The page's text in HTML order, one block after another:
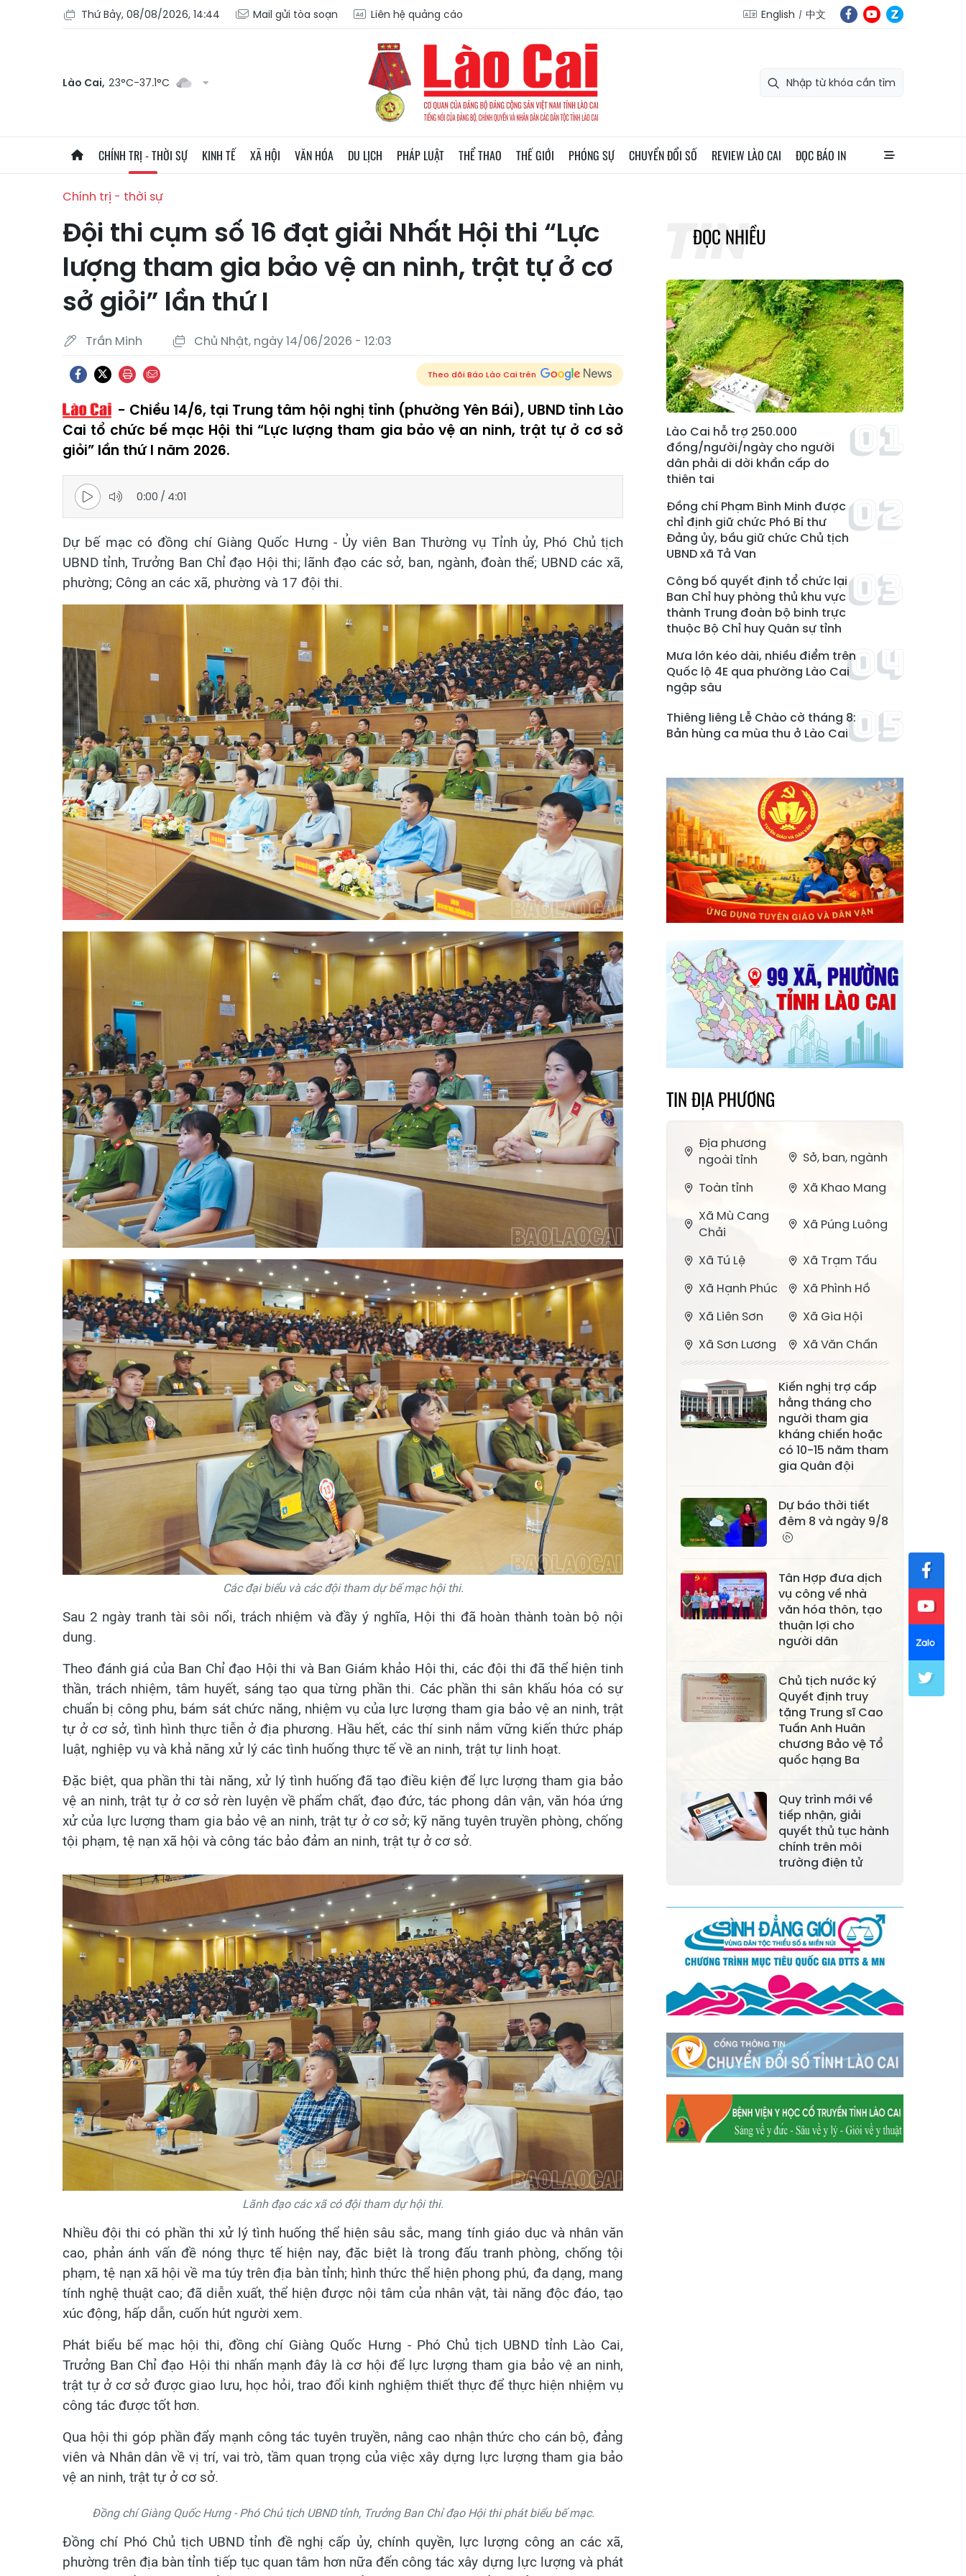
Thứ Bảy, 08/08/2026, 14:44 Mail gửi tòa soạn Liên hệ quảng cáo English 中文
Lào Cai, 23°C-37.1°C
CHÍNH TRỊ - THỜI SỰ KINH TẾ XÃ HỘI VĂN HÓA DU LỊCH PHÁP LUẬT THỂ THAO THẾ GIỚI PHÓNG SỰ CHUYỂN ĐỔI SỐ REVIEW LÀO CAI ĐỌC BÁO IN
Chính trị - thời sự
Đội thi cụm số 16 đạt giải Nhất Hội thi “Lực
lượng tham gia bảo vệ an ninh, trật tự ở cơ
sở giỏi” lần thứ I
Trần Minh Chủ Nhật, ngày 14/06/2026 - 12:03
Theo dõi Báo Lào Cai trên
Chiều 14/6, tại Trung tâm hội nghị tỉnh (phường Yên Bái), UBND tỉnh Lào
Cai tổ chức bế mạc Hội thi “Lực lượng tham gia bảo vệ an ninh, trật tự ở cơ sở
giỏi” lần thứ I năm 2026.
0:00 / 4:01
Dự bế mạc có đồng chí Giàng Quốc Hưng - Ủy viên Ban Thường vụ Tỉnh ủy, Phó Chủ tịch
UBND tỉnh, Trưởng Ban Chỉ đạo Hội thi; lãnh đạo các sở, ban, ngành, đoàn thể; UBND các xã,
phường; Công an các xã, phường và 17 đội thi.
Các đại biểu và các đội tham dự bế mạc hội thi.
Sau 2 ngày tranh tài sôi nổi, trách nhiệm và đầy ý nghĩa, Hội thi đã hoàn thành toàn bộ nội
dung.
Theo đánh giá của Ban Chỉ đạo Hội thi và Ban Giám khảo Hội thi, các đội thi đã thể hiện tinh
thần, trách nhiệm, tâm huyết, sáng tạo qua từng phần thi. Các phần thi sân khấu hóa có sự
chuẩn bị công phu, bám sát chức năng, nhiệm vụ của lực lượng tham gia bảo vệ an ninh, trật
tự ở cơ sở, tình hình thực tiễn ở địa phương. Hầu hết, các thí sinh nắm vững kiến thức pháp
luật, nghiệp vụ và khả năng xử lý các tình huống thực tế về an ninh, trật tự linh hoạt.
Đặc biệt, qua phần thi tài năng, xử lý tình huống đã tạo điều kiện để lực lượng tham gia bảo
vệ an ninh, trật tự ở cơ sở rèn luyện về phẩm chất, đạo đức, tác phong dân vận, văn hóa ứng
xử của lực lượng tham gia bảo vệ an ninh, trật tự ở cơ sở; kỹ năng tuyên truyền phòng, chống
tội phạm, tệ nạn xã hội và công tác bảo đảm an ninh, trật tự ở cơ sở.
Lãnh đạo các xã có đội tham dự hội thi.
Nhiều đội thi có phần thi xử lý tình huống thể hiện sâu sắc, mang tính giáo dục và nhân văn
cao, phản ánh vấn đề nóng thực tế hiện nay, đặc biệt là trong đấu tranh phòng, chống tội
phạm, tệ nạn xã hội về ma túy trên địa bàn tỉnh; hình thức thể hiện phong phú, đa dạng, mang
tính nghệ thuật cao; đã diễn xuất, thể hiện được nội tâm của nhân vật, tài năng độc đáo, tạo
xúc động, hấp dẫn, cuốn hút người xem.
Phát biểu bế mạc hội thi, đồng chí Giàng Quốc Hưng - Phó Chủ tịch UBND tỉnh Lào Cai,
Trưởng Ban Chỉ đạo Hội thi nhấn mạnh đây là cơ hội để lực lượng tham gia bảo vệ an ninh,
trật tự ở cơ sở được giao lưu, học hỏi, trao đổi kinh nghiệm thiết thực để thực hiện nhiệm vụ
công tác được tốt hơn.
Qua hội thi góp phần đẩy mạnh công tác tuyên truyền, nâng cao nhận thức cho cán bộ, đảng
viên và Nhân dân về vị trí, vai trò, tầm quan trọng của việc xây dựng lực lượng tham gia bảo
vệ an ninh, trật tự ở cơ sở.
Đồng chí Giàng Quốc Hưng - Phó Chủ tịch UBND tỉnh, Trưởng Ban Chỉ đạo Hội thi phát biểu bế mạc.
Đồng chí Phó Chủ tịch UBND tỉnh đề nghị cấp ủy, chính quyền, lực lượng công an các xã,
phường trên địa bàn tỉnh tiếp tục quan tâm hơn nữa đến công tác xây dựng lực lượng và phát
ĐỌC NHIỀU
Lào Cai hỗ trợ 250.000
đồng/người/ngày cho người
dân phải di dời khẩn cấp do
thiên tai
Đồng chí Phạm Bình Minh được
chỉ định giữ chức Phó Bí thư
Đảng ủy, bầu giữ chức Chủ tịch
UBND xã Tả Van
Công bố quyết định tổ chức lại
Ban Chỉ huy phòng thủ khu vực
thành Trung đoàn bộ binh trực
thuộc Bộ Chỉ huy Quân sự tỉnh
Mưa lớn kéo dài, nhiều điểm trên
Quốc lộ 4E qua phường Lào Cai
ngập sâu
Thiêng liêng Lễ Chào cờ tháng 8:
Bản hùng ca mùa thu ở Lào Cai
TIN ĐỊA PHƯƠNG
Địa phương
ngoài tỉnh
Sở, ban, ngành
Toàn tỉnh
Xã Khao Mang
Xã Mù Cang
Chải
Xã Púng Luông
Xã Tú Lệ
Xã Trạm Tấu
Xã Hạnh Phúc
Xã Phình Hồ
Xã Liên Sơn
Xã Gia Hội
Xã Sơn Lương
Xã Văn Chấn
Bằng La
Xã Chấn Thịnh
Xã Nghĩa Tâm
Xã Phong Dụ
Hạ
Xã Lâm Giang
Cuông
Xã Tân Hợp
Xã Mậu A
Xã Mỏ Vàng
Thượng
Xã Lục Yên
Xã Tân Lĩnh
Xã Phúc Lợi
Xã Yên Thành
Xã Thác Bà
Xã Yên Bình
Xã Bảo Ái
Xã Hưng
Khánh
Xã Lương
Thịnh
Xã Việt Hồng
Xã Quy Mông
Xã Cốc San
Xã Hợp Thành
Xã Phong Hải
Quang
Xã Tằng Loỏng
Xã Gia Phú
Xã Mường
Hum
Xã Y Tý
Xã A Mú Sung
Xã Trịnh Tường
Xã Nậm Chày
Xã Bản Xèo
Xã Bát Xát
Xã Võ Lao
Xã Khánh Yên
Xã Văn Bàn
Xã Dương Quỳ
Kiến nghị trợ cấp
hằng tháng cho
người tham gia
kháng chiến hoặc
có 10-15 năm tham
gia Quân đội
Dự báo thời tiết
đêm 8 và ngày 9/8
Tân Hợp đưa dịch
vụ công về nhà
văn hóa thôn, tạo
thuận lợi cho
người dân
Chủ tịch nước ký
Quyết định truy
tặng Trung sĩ Cao
Tuấn Anh Huân
chương Bảo vệ Tổ
quốc hạng Ba
Quy trình mới về
tiếp nhận, giải
quyết thủ tục hành
chính trên môi
trường điện tử